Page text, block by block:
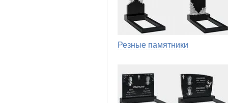
Резные памятники